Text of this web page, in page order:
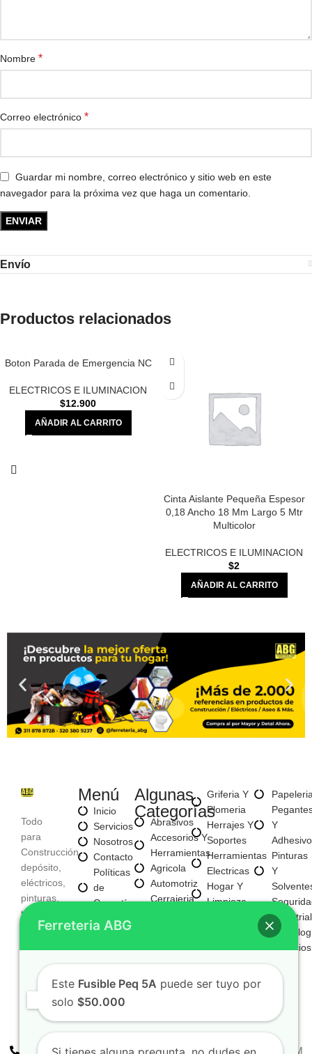
Nombre *
Correo electrónico *
Guardar mi nombre, correo electrónico y sitio web en este
navegador para la próxima vez que haga un comentario.
Envío
Productos relacionados
Boton Parada de Emergencia NC
ELECTRICOS E ILUMINACION
$12.900
AÑADIR AL CARRITO
Cinta Aislante Pequeña Espesor
0,18 Ancho 18 Mm Largo 5 Mtr
Multicolor
ELECTRICOS E ILUMINACION
$2
AÑADIR AL CARRITO
Todo
para
Construcción,
depósito,
eléctricos,
pinturas,
tornillería,
Aseo,
otros
Menú
Inicio
Servicios
Nosotros
Contacto
Políticas
de
Garantía
Políticas
de
Privacidad
Algunas
Categorías
Abrasivos
Accesorios Y
Herramientas
Agricola
Automotriz
Cerrajeria
Fijaciones
Tornilleria
Griferia Y
Plomeria
Herrajes Y
Soportes
Herramientas
Electricas
Hogar Y
Limpieza
Mayorista
Mayorista
De Negocio
Y
Pinturas
Y
Industrial
Servicios
+57 310 2938411 FERREPINTURASABG123@GMAIL.COM
Ferreteria ABG
Este Fusible Peq 5A puede ser tuyo por
solo $50.000